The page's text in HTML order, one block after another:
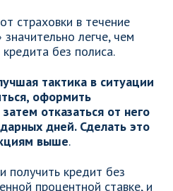
страховки в течение
легче, чем
без полиса.
тактика в ситуации
оформить
отказаться от него
дней. Сделать это
выше.
получить кредит без
процентной ставке, и